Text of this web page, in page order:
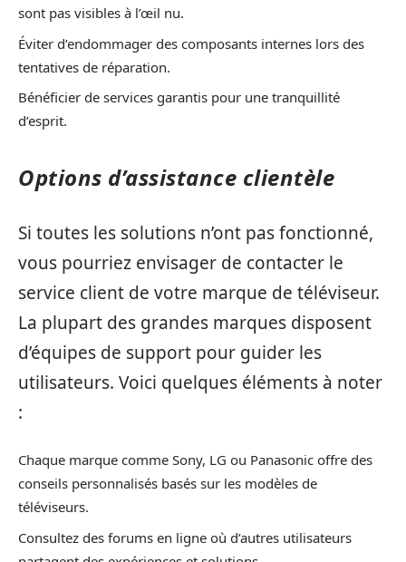
sont pas visibles à l’œil nu.
Éviter d’endommager des composants internes lors des
tentatives de réparation.
Bénéficier de services garantis pour une tranquillité
d’esprit.
Options d’assistance clientèle
Si toutes les solutions n’ont pas fonctionné,
vous pourriez envisager de contacter le
service client de votre marque de téléviseur.
La plupart des grandes marques disposent
d’équipes de support pour guider les
utilisateurs. Voici quelques éléments à noter
:
Chaque marque comme Sony, LG ou Panasonic offre des
conseils personnalisés basés sur les modèles de
téléviseurs.
Consultez des forums en ligne où d’autres utilisateurs